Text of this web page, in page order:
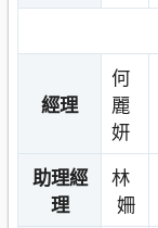
經理
何
麗
妍
助理經
理
林
姍